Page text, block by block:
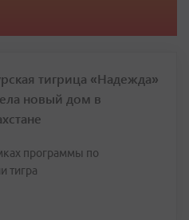
тигрица «Надежда»
новый дом в
программы по
тигра